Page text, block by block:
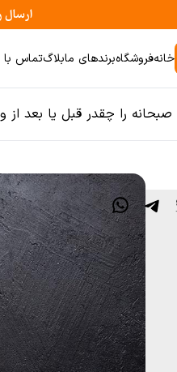
ارسال
خانهفروشگاهبرندهای مابلاگتماس با
صبحانه را چقدر قبل یا بعد